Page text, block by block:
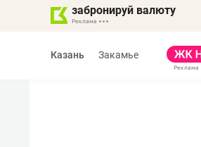
забронируй валюту
Казань Закамье